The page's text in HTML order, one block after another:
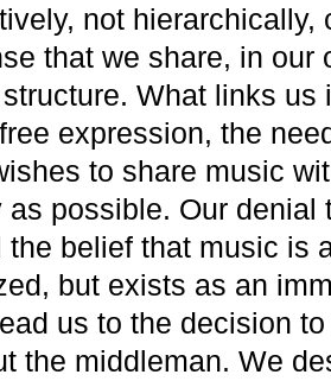
not hierarchically,
that we share, in our
What links us
expression, the
to share music
as possible. Our denial
the belief that music is
but exists as an
us to the decision
the middleman. We